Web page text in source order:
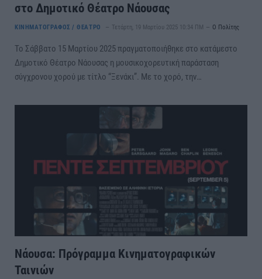
στο Δημοτικό Θέατρο Νάουσας
ΚΙΝΗΜΑΤΟΓΡΑΦΟΣ / ΘΕΑΤΡΟ Τετάρτη, 19 Μαρτίου 2025 10:34 ΠΜ Ο Πολίτης
Το Σάββατο 15 Μαρτίου 2025 πραγματοποιήθηκε στο κατάμεστο
Δημοτικό Θέατρο Νάουσας η μουσικοχορευτική παράσταση
σύγχρονου χορού με τίτλο “Ξενάκι”. Με το χορό, την…
Νάουσα: Πρόγραμμα Κινηματογραφικών
Ταινιών